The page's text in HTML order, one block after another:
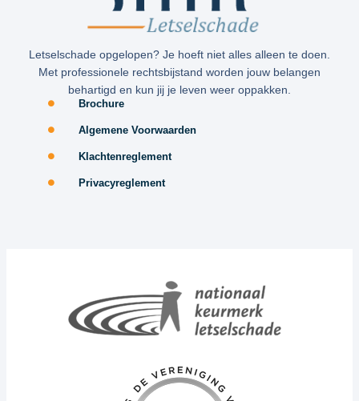
Letselschade opgelopen? Je hoeft niet alles alleen te doen.
Met professionele rechtsbijstand worden jouw belangen
behartigd en kun jij je leven weer oppakken.
Brochure
Algemene Voorwaarden
Klachtenreglement
Privacyreglement